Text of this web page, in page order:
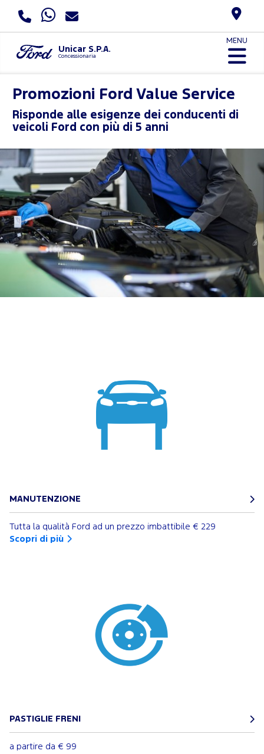
Unicar S.P.A.
Concessionaria
MENU
Promozioni Ford Value Service
Risponde alle esigenze dei conducenti di
veicoli Ford con più di 5 anni
MANUTENZIONE
Tutta la qualità Ford ad un prezzo imbattibile € 229
Scopri di più
PASTIGLIE FRENI
a partire da € 99